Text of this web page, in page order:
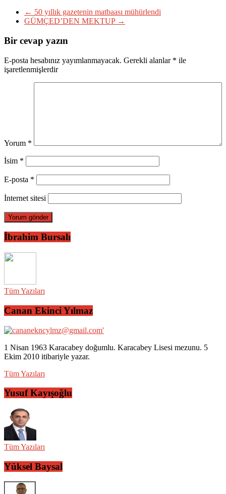
← 50 yıllık gazetenin matbaası mühürlendi
GÜMÇED’DEN MEKTUP →
Bir cevap yazın
E-posta hesabınız yayımlanmayacak. Gerekli alanlar * ile
işaretlenmişlerdir
Yorum *
İsim *
E-posta *
İnternet sitesi
İbrahim Bursalı
Tüm Yazıları
Canan Ekinci Yılmaz
1 Nisan 1963 Karacabey doğumlu. Karacabey Lisesi mezunu. 5
Ekim 2010 itibariyle yazar.
Tüm Yazıları
Yusuf Kayışoğlu
Tüm Yazıları
Yüksel Baysal